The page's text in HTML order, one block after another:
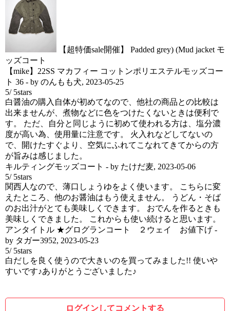
【超特価sale開催】 Padded grey) (Mud jacket モ
ッズコート
【mike】22SS マカフィー コットンポリエステルモッズコー
ト 36 - by のんもも犬, 2023-05-25
5/ 5stars
白醤油の購入自体が初めてなので、他社の商品との比較は
出来ませんが、煮物などに色をつけたくないときは便利で
す。 ただ、自分と同じように初めて使われる方は、塩分濃
度が高い為、使用量に注意です。 火入れなどしてないの
で、開けたすぐより、空気にふれてこなれてきてからの方
が旨みは感じました。
キルティングモッズコート - by たけだ麦, 2023-05-06
5/ 5stars
関西人なので、薄口しょうゆをよく使います。 こちらに変
えたところ、他のお醤油はもう使えません。 うどん・そば
のお出汁がとても美味しくできます。 おでんを作るときも
美味しくできました。 これからも使い続けると思います。
アンタイトル ★グログランコート ２ウェイ お値下げ -
by タガー3952, 2023-05-23
5/ 5stars
白だしを良く使うので大きいのを買ってみました!! 使いや
すいです♪ありがとうございました♪
ログインしてコメントする